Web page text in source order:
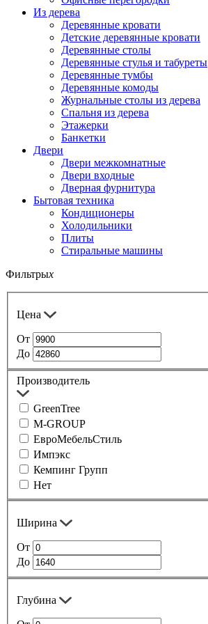
Из дерева
Деревянные кровати
Детские деревянные кровати
Деревянные столы
Деревянные стулья и табуреты
Деревянные тумбы
Деревянные комоды
Журнальные столы из дерева
Спальня из дерева
Этажерки
Банкетки
Двери
Двери межкомнатные
Двери входные
Дверная фурнитура
Бытовая техника
Кондиционеры
Холодильники
Плиты
Стиральные машины
Фильтрыx
Цена
От
До
Производитель
GreenTree
M-GROUP
ЕвроМебельСтиль
Импэкс
Кемпинг Групп
Нет
Ширина
От
До
Глубина